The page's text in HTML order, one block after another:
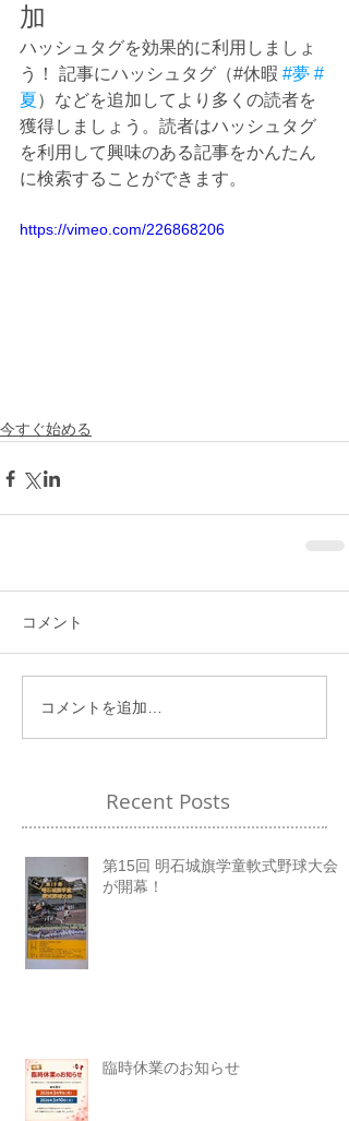
加
ハッシュタグを効果的に利用しましょ
う！ 記事にハッシュタグ（#休暇 #夢 #
夏）などを追加してより多くの読者を
獲得しましょう。読者はハッシュタグ
を利用して興味のある記事をかんたん
に検索することができます。
https://vimeo.com/226868206
今すぐ始める
コメント
コメントを追加…
Recent Posts
第15回 明石城旗学童軟式野球大会
が開幕！
臨時休業のお知らせ